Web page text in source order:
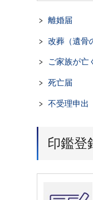
離婚届
改葬（遺骨
ご家族が亡
死亡届
不受理申出
印鑑登